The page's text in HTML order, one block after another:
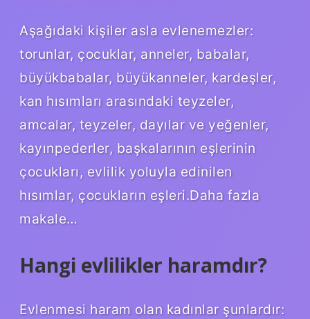
Aşağıdaki kişiler asla evlenemezler:
torunlar, çocuklar, anneler, babalar,
büyükbabalar, büyükanneler, kardeşler,
kan hısımları arasındaki teyzeler,
amcalar, teyzeler, dayılar ve yeğenler,
kayınpederler, başkalarının eşlerinin
çocukları, evlilik yoluyla edinilen
hısımlar, çocukların eşleri.Daha fazla
makale…
Hangi evlilikler haramdır?
Evlenmesi haram olan kadınlar şunlardır: